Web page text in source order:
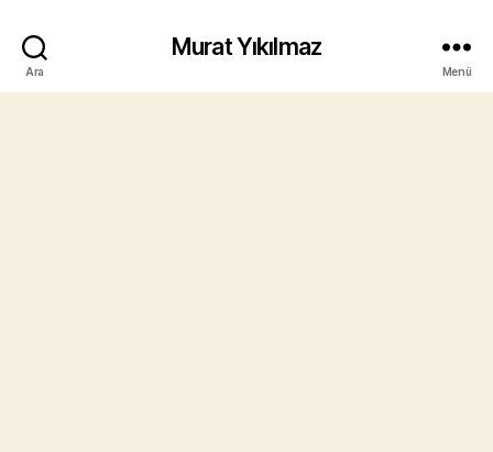
Ara
Murat Yıkılmaz
Menü